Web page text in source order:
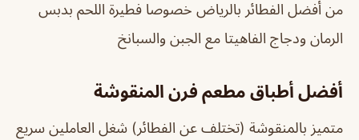
من أفضل الفطائر بالرياض خصوصا فطيرة اللحم بدبس
الرمان ودجاج الفاهيتا مع الجبن والسبانخ
أفضل أطباق مطعم فرن المنقوشة
متميز بالمنقوشة (تختلف عن الفطائر) شغل العاملين سريع